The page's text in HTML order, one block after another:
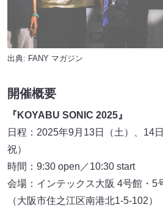
出典: FANY マガジン
開催概要
『KOYABU SONIC 2025』
日程：2025年9月13日（土）、14
祝）
時間：9:30 open／10:30 start
会場：インテックス大阪 4号館・5
（大阪市住之江区南港北1-5-102）